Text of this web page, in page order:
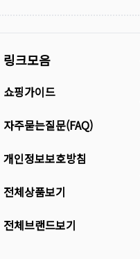
링크모음
쇼핑가이드
자주묻는질문(FAQ)
개인정보보호방침
전체상품보기
전체브랜드보기